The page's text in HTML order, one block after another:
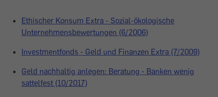
Ethischer Konsum Extra - Sozial-ökologische
Unternehmensbewertungen (6/2006)
Investmentfonds - Geld und Finanzen Extra (7/2009)
Geld nachhaltig anlegen: Beratung - Banken wenig
sattelfest (10/2017)